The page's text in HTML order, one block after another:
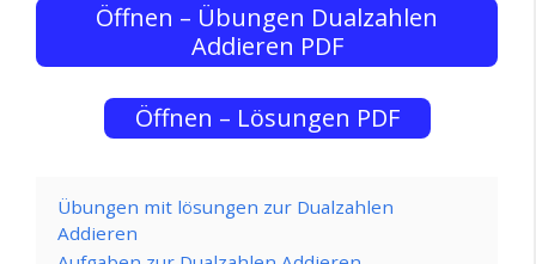
Öffnen – Übungen Dualzahlen
Addieren PDF
Öffnen – Lösungen PDF
Übungen mit lösungen zur Dualzahlen
Addieren